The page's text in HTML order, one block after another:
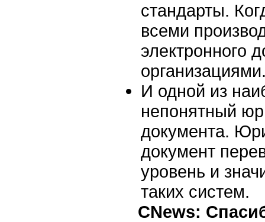
стандарты.
всеми
электронного
И одной из
непонятный
документа.
документ
уровень и
таких систем.
CNews: